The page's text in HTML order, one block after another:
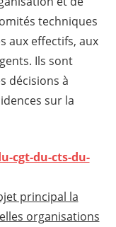
techniques
aux effectifs, aux
Ils sont
décisions à
sur la
cgt-du-cts-du-
principal la
organisations